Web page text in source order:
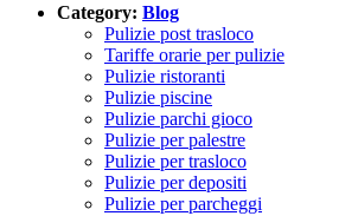
Category: Blog
Pulizie post trasloco
Tariffe orarie per pulizie
Pulizie ristoranti
Pulizie piscine
Pulizie parchi gioco
Pulizie per palestre
Pulizie per trasloco
Pulizie per depositi
Pulizie per parcheggi